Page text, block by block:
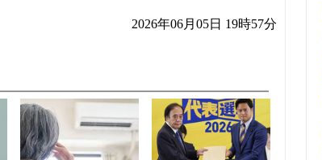
2026年06月05日 19時57分